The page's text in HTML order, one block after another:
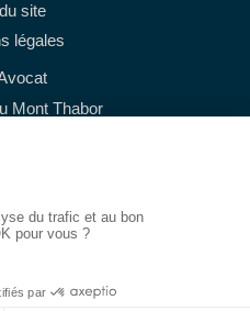
site
légales
Mont Thabor
avocats.fr